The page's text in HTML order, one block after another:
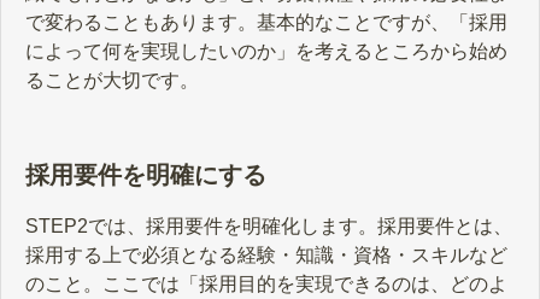
で変わることもあります。基本的なことですが、「採用
によって何を実現したいのか」を考えるところから始め
ることが大切です。
採用要件を明確にする
STEP2では、採用要件を明確化します。採用要件とは、
採用する上で必須となる経験・知識・資格・スキルなど
のこと。ここでは「採用目的を実現できるのは、どのよ